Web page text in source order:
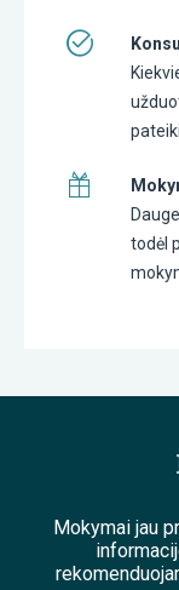
todėl
Mokymai jau